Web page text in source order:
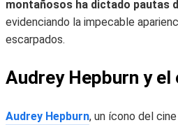
montañosos ha dictado pautas
evidenciando la impecable
escarpados.
Audrey Hepburn y
Audrey Hepburn, un ícono del